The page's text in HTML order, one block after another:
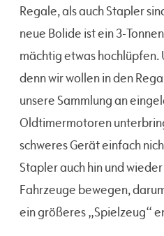
Regale, als auch Stapler
neue Bolide ist ein 3-
mächtig etwas hochlüpfen.
denn wir wollen in den
unsere Sammlung an
Oldtimermotoren
schweres Gerät einfach
Stapler auch hin und
Fahrzeuge bewegen,
ein größeres „Spielzeug“